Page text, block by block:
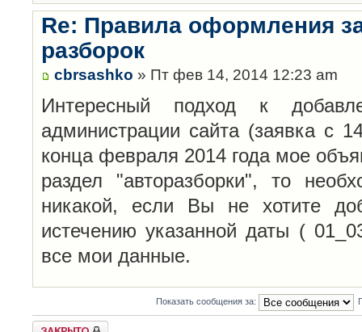
Re: Правила оформления
разборок
cbrsashko » Пт фев 14, 2014 12:23 am
Интересный подход к
администрации сайта (заявка с
конца февраля 2014 года мое
раздел "авторазборки", то
никакой, если Вы не хотите
истечению указанной даты (
все мои данные.
Показать сообщения за:
Закрыто